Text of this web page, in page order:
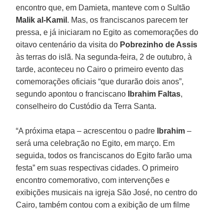
encontro que, em Damieta, manteve com o Sultão
Malik al-Kamil . Mas, os franciscanos parecem ter
pressa, e já iniciaram no Egito as comemorações do
oitavo centenário da visita do Pobrezinho de Assis
às terras do islã. Na segunda-feira, 2 de outubro, à
tarde, aconteceu no Cairo o primeiro evento das
comemorações oficiais “que durarão dois anos”,
segundo apontou o franciscano
Ibrahim Faltas,
conselheiro do Custódio da Terra Santa.
“A próxima etapa – acrescentou o padre Ibrahim –
será uma celebração no Egito, em março. Em
seguida, todos os franciscanos do Egito farão uma
festa” em suas respectivas cidades. O primeiro
encontro comemorativo, com intervenções e
exibições musicais na igreja São José, no centro do
Cairo, também contou com a exibição de um filme